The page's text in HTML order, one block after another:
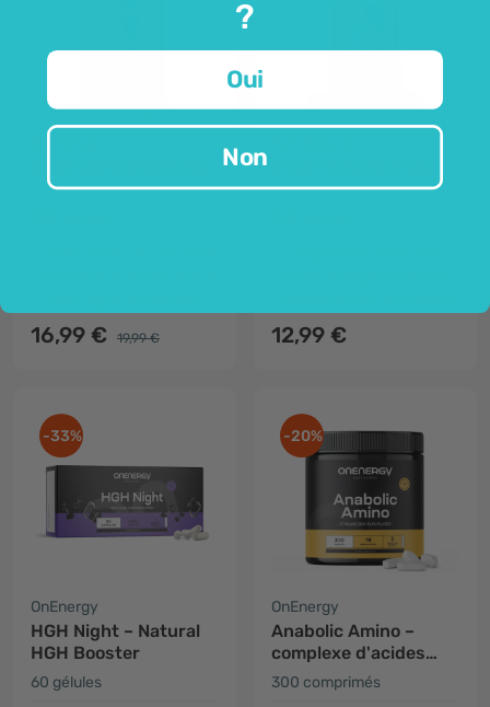
16,99 € 19,99 € 12,99 €
-33%
OnEnergy
HGH Night – Natural
HGH Booster
60 gélules
-20%
OnEnergy
Anabolic Amino –
complexe d'acides
aminés anabolisants
300 comprimés
?
Oui
Non